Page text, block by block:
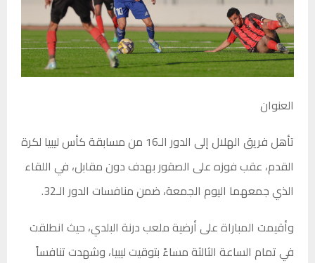
العنوان
تأهل فريق الهلال إلى الدور الـ16 من مسابقة كأس ليبيا لكرة
القدم، عقب فوزه على الصقور بهدف دون مقابل، في اللقاء
الذي جمعهما اليوم الجمعة، ضمن منافسات الدور الـ32.
وأقيمت المباراة على أرضية ملعب درنة البلدي، حيث انطلقت
في تمام الساعة الثالثة مساءً بتوقيت ليبيا، وشهدت تنافساً